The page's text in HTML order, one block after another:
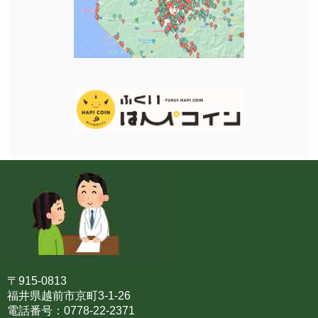
〒915-0813
福井県越前市京町3-1-26
電話番号：0778-22-2371